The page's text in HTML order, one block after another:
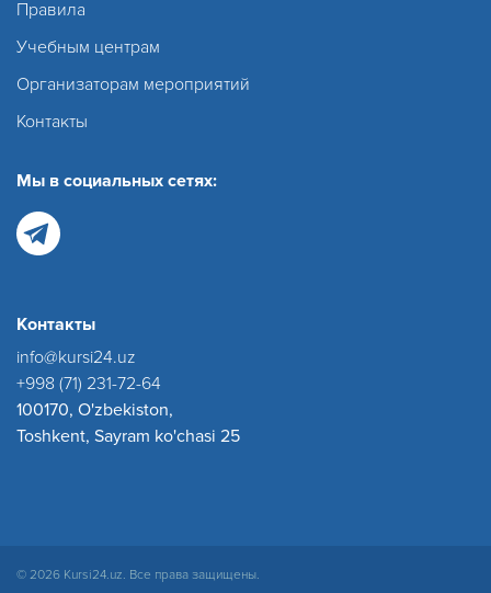
Правила
Учебным центрам
Организаторам мероприятий
Контакты
Мы в социальных сетях:
Контакты
info@kursi24.uz
+998 (71) 231-72-64
100170, O'zbekiston,
Toshkent, Sayram ko'chasi 25
© 2026 Kursi24.uz. Все права защищены.